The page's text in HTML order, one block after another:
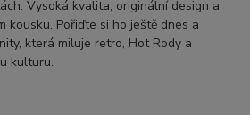
Vysoká kvalita, originální design a
kousku. Pořiďte si ho ještě dnes a
která miluje retro, Hot Rody a
kulturu.